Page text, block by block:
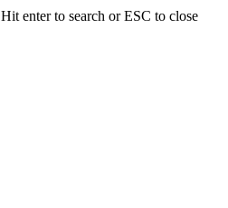
Hit enter to search or ESC to close